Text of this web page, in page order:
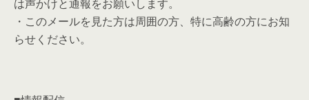
は声かけと通報をお願いします。
・このメールを見た方は周囲の方、特に高齢の方にお知
らせください。